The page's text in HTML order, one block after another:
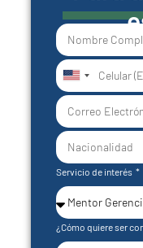
United
States
+1
Servicio de interés
¿Cómo quiere ser